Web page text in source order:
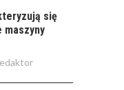
się
maszyny